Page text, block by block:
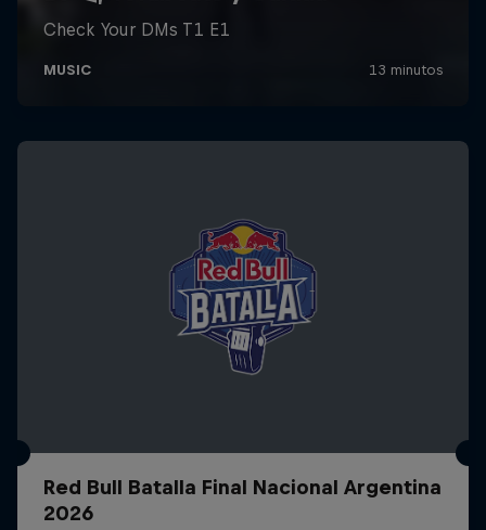
Red Bull Batalla Final Nacional Argentina
2026